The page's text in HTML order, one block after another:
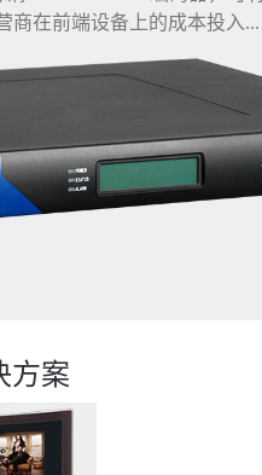
商在前端设备上的成本投入...
方案